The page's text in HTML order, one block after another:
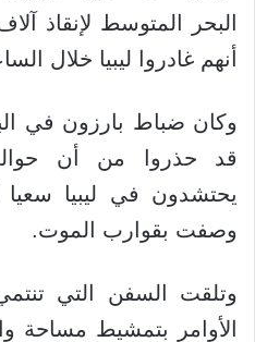
البحر المتوسط لإنقاذ
أنهم غادروا ليبيا خلال
وكان ضباط بارزون في
قد حذروا من أن
يحتشدون في ليبيا سعيا
وصفت بقوارب الموت.
الأوامر بتمشيط مساحة